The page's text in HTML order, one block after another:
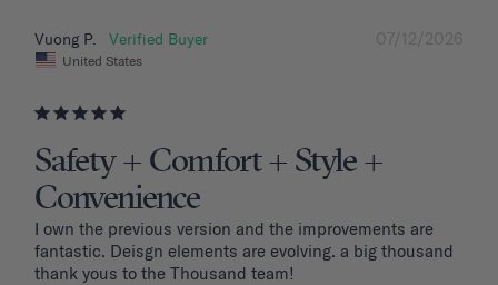
07/12/2026
Vuong P.
United States
Safety + Comfort + Style +
Convenience
I own the previous version and the improvements are
fantastic. Deisgn elements are evolving. a big thousand
thank yous to the Thousand team!